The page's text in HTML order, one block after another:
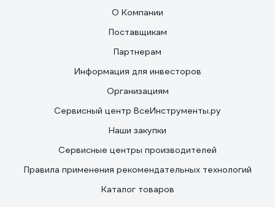
О Компании
Поставщикам
Партнерам
Информация для инвесторов
Организациям
Сервисный центр ВсеИнструменты.ру
Наши закупки
Сервисные центры производителей
Правила применения рекомендательных технологий
Каталог товаров